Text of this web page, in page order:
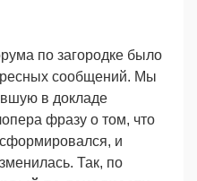
по загородке было
сообщений. Мы
в докладе
фразу о том, что
и
Так, по